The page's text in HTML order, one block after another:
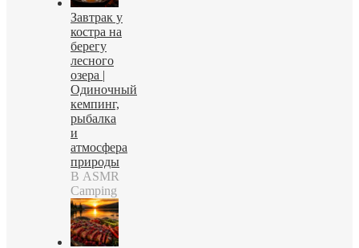
Завтрак у
костра на
берегу
лесного
озера |
Одиночный
кемпинг,
рыбалка
и
атмосфера
природы
В ASMR
Camping